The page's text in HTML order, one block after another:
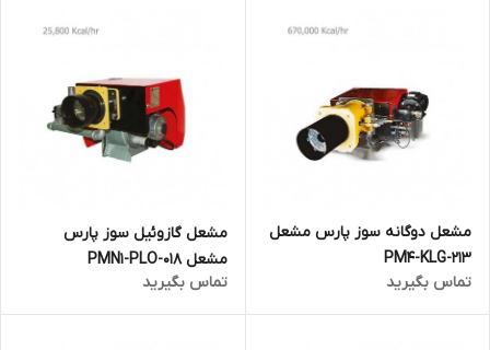
مشعل دوگانه سوز پارس مشعل
PM4-KLG-213
تماس بگیرید
مشعل گازوئیل سوز پارس
مشعل PMN1-PLO-018
تماس بگیرید